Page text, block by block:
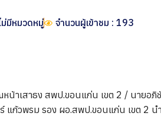
ม่มีหมวดหมู่ จำนวนผู้เข้าชม : 193
าเสาธง สพป.ขอนแก่น เขต 2 / นายอ
ก้วพรม รอง ผอ.สพป.ขอนแก่น เขต 2 น